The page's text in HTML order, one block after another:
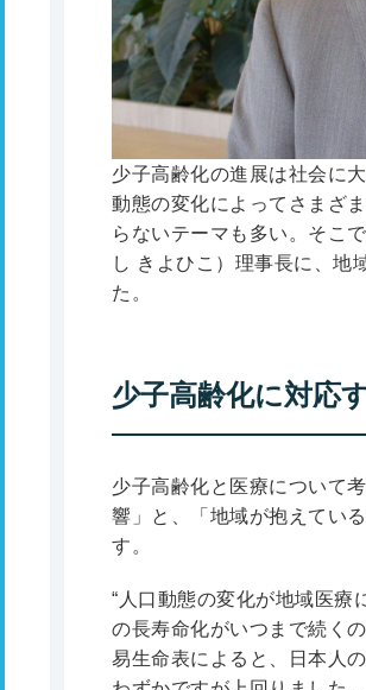
少子高齢化の進展は社会に
動態の変化によってさまざ
らないテーマも多い。そこ
し きよひこ）理事長に、地
た。
少子高齢化に対応
少子高齢化と医療について
響」と、「地域が抱えてい
す。
“人口動態の変化が地域医療
の長寿命化がいつまで続く
易生命表によると、日本人